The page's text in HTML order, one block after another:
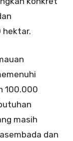
hektar.
100.000
masih
dan